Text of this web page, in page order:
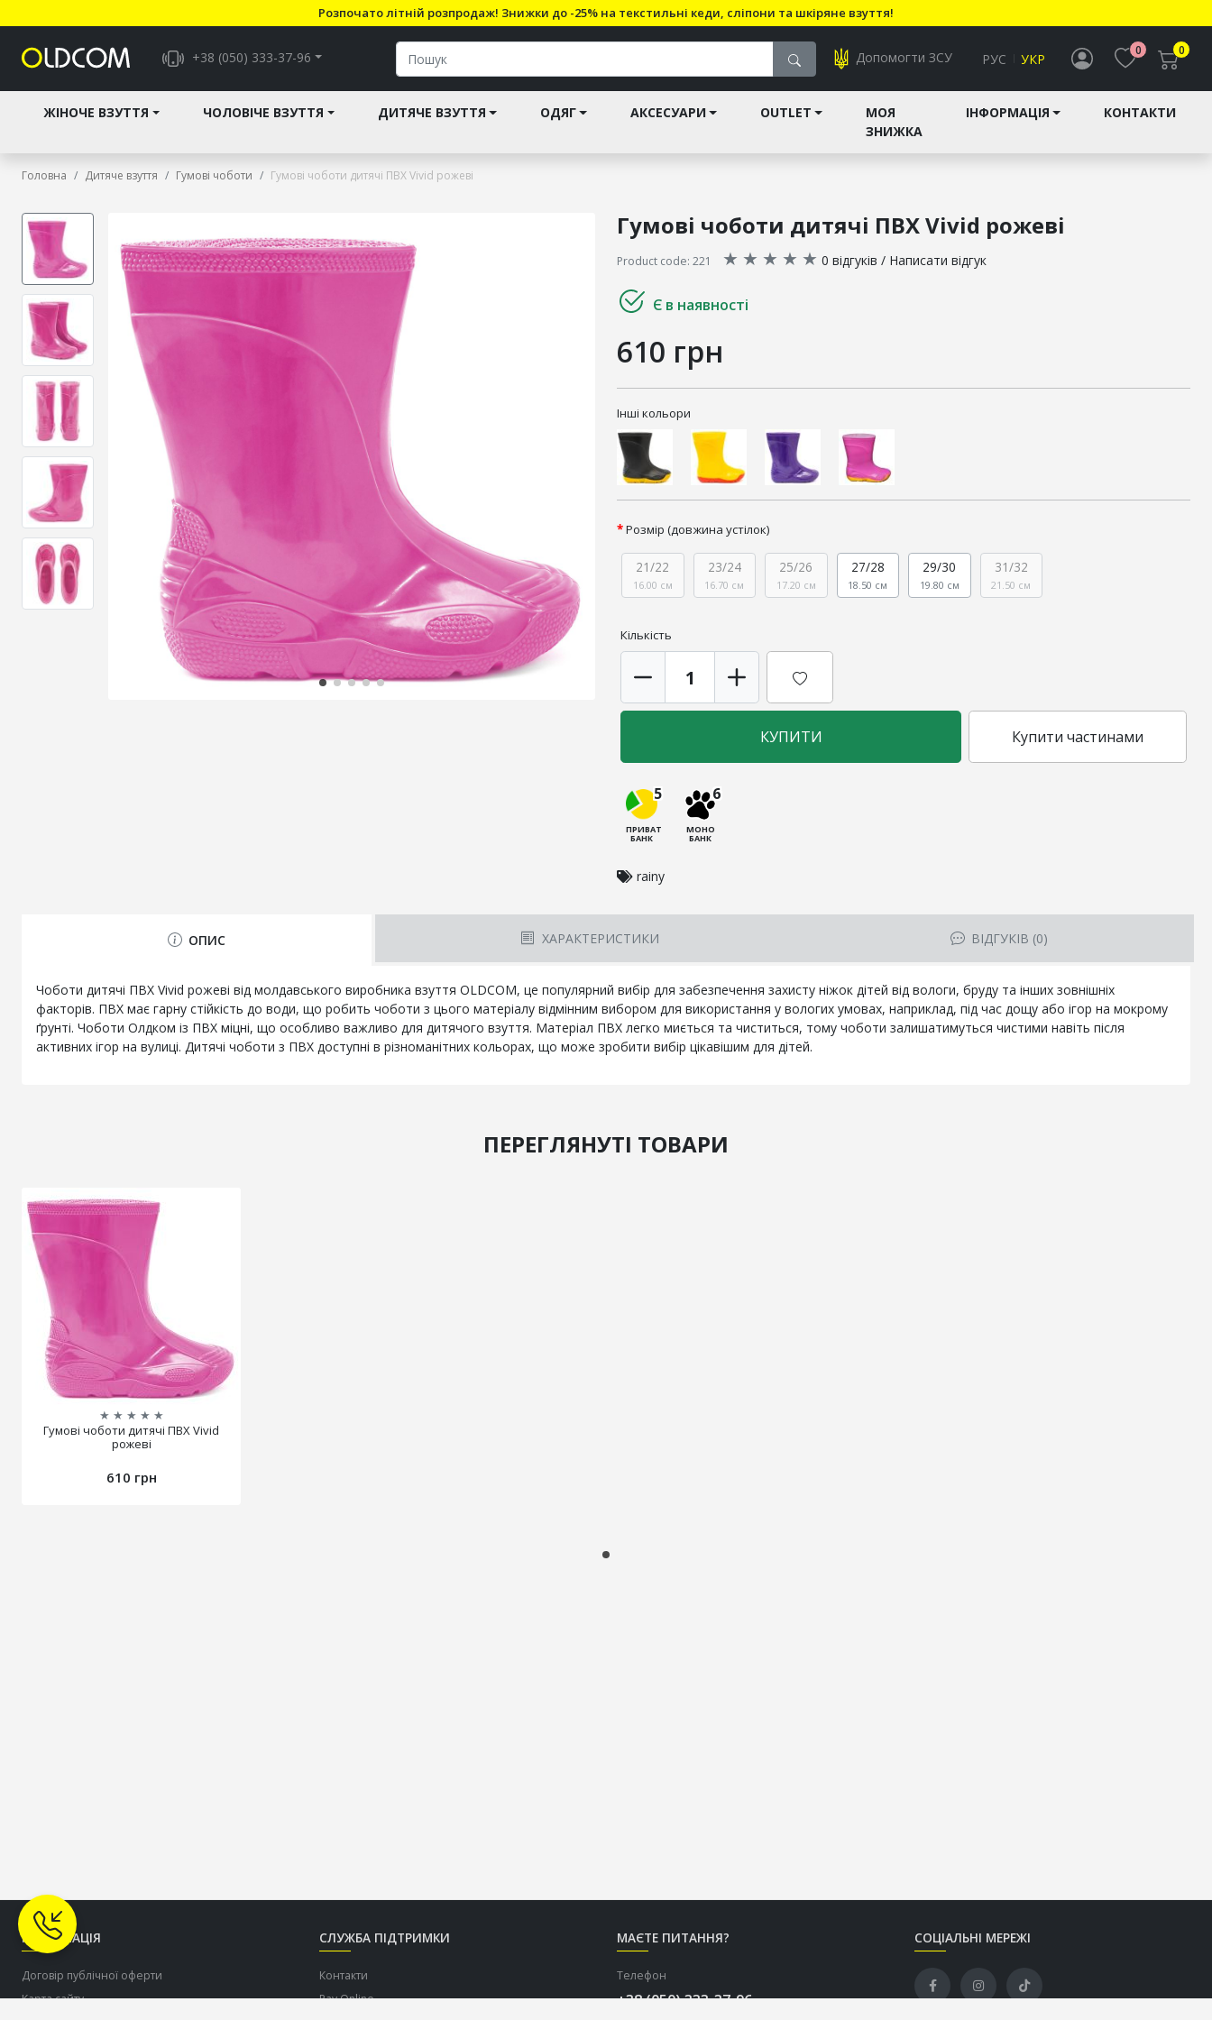
Розпочато літній розпродаж! Знижки до -25% на текстильні кеди, сліпони та шкіряне взуття!
+38 (050) 333-37-96 Допомогти ЗСУ РУС УКР
0 0
ЖІНОЧЕ ВЗУТТЯ ЧОЛОВІЧЕ ВЗУТТЯ ДИТЯЧЕ ВЗУТТЯ ОДЯГ АКСЕСУАРИ OUTLET
МОЯ
ЗНИЖКА
ІНФОРМАЦІЯ КОНТАКТИ
Головна Дитяче взуття Гумові чоботи Гумові чоботи дитячі ПВХ Vivid рожеві
Гумові чоботи дитячі ПВХ Vivid рожеві
Product code: 221 ★ ★ ★ ★ ★ 0 відгуків / Написати відгук
Є в наявності
610 грн
Інші кольори
Розмір (довжина устілок)
21/22
16.00 см
23/24
16.70 см
25/26
17.20 см
27/28
18.50 см
29/30
19.80 см
31/32
21.50 см
Кількість
КУПИТИ Купити частинами
5
ПРИВАТ
БАНК
6
МОНО
БАНК
rainy
ОПИС ХАРАКТЕРИСТИКИ ВІДГУКІВ (0)
Чоботи дитячі ПВХ Vivid рожеві від молдавського виробника взуття OLDCOM, це популярний вибір для забезпечення захисту ніжок дітей від вологи, бруду та інших зовнішніх
факторів. ПВХ має гарну стійкість до води, що робить чоботи з цього матеріалу відмінним вибором для використання у вологих умовах, наприклад, під час дощу або ігор на мокрому
ґрунті. Чоботи Олдком із ПВХ міцні, що особливо важливо для дитячого взуття. Матеріал ПВХ легко миється та чиститься, тому чоботи залишатимуться чистими навіть після
активних ігор на вулиці. Дитячі чоботи з ПВХ доступні в різноманітних кольорах, що може зробити вибір цікавішим для дітей.
ПЕРЕГЛЯНУТІ ТОВАРИ
★ ★ ★ ★ ★
Гумові чоботи дитячі ПВХ Vivid
рожеві
610 грн
ІНФОРМАЦІЯ
Договір публічної оферти
Карта сайту
СЛУЖБА ПІДТРИМКИ
Контакти
Pay Online
МАЄТЕ ПИТАННЯ?
Телефон
+38 (050) 333-37-96
СОЦІАЛЬНІ МЕРЕЖІ